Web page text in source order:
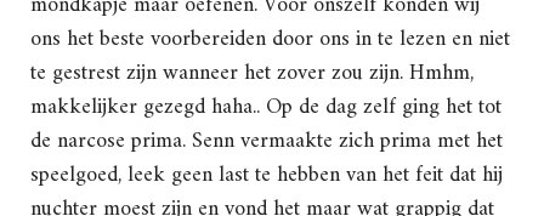
ons het beste voorbereiden door ons in te lezen en niet
te gestrest zijn wanneer het zover zou zijn. Hmhm,
makkelijker gezegd haha.. Op de dag zelf ging het tot
de narcose prima. Senn vermaakte zich prima met het
speelgoed, leek geen last te hebben van het feit dat hij